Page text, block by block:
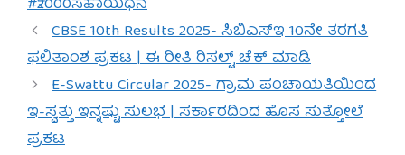
#₹2000ಸಹಾಯಧನ
CBSE 10th Results 2025- ಸಿಬಿಎಸ್‌ಇ 10ನೇ ತರಗತಿ
ಫಲಿತಾಂಶ ಪ್ರಕಟ | ಈ ರೀತಿ ರಿಸಲ್ಟ್ ಚೆಕ್ ಮಾಡಿ
E-Swattu Circular 2025- ಗ್ರಾಮ ಪಂಚಾಯತಿಯಿಂದ
ಇ-ಸ್ವತ್ತು ಇನ್ನಷ್ಟು ಸುಲಭ | ಸರ್ಕಾರದಿಂದ ಹೊಸ ಸುತ್ತೋಲೆ
ಪ್ರಕಟ